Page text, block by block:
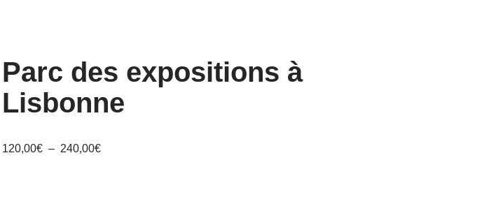
Parc des expositions à
Lisbonne
120,00€ – 240,00€